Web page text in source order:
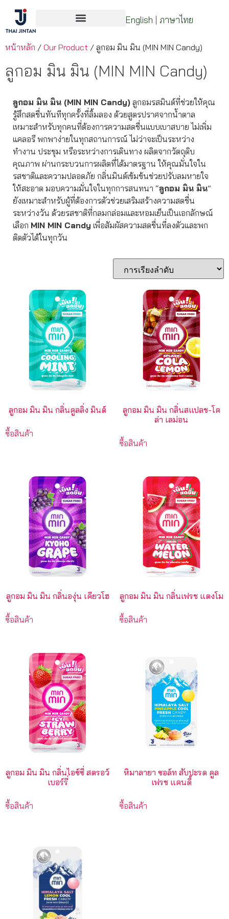
English | ภาษาไทย
หน้าหลัก / Our Product / ลูกอม มิน มิน (MIN MIN Candy)
ลูกอม มิน มิน (MIN MIN Candy)
ลูกอม มิน มิน (MIN MIN Candy) ลูกอมรสมินต์ที่ช่วยให้คุณ
รู้สึกสดชื่นทันทีทุกครั้งที่ลิ้มลอง ด้วยสูตรปราศจากน้ำตาล
เหมาะสำหรับทุกคนที่ต้องการความสดชื่นแบบเบาสบาย ไม่เพิ่ม
แคลอรี พกพาง่ายในทุกสถานการณ์ ไม่ว่าจะเป็นระหว่าง
ทำงาน ประชุม หรือระหว่างการเดินทาง ผลิตจากวัตถุดิบ
คุณภาพ ผ่านกระบวนการผลิตที่ได้มาตรฐาน ให้คุณมั่นใจใน
รสชาติและความปลอดภัย กลิ่นมินต์เข้มข้นช่วยปรับลมหายใจ
ให้สะอาด มอบความมั่นใจในทุกการสนทนา “ลูกอม มิน มิน”
ยังเหมาะสำหรับผู้ที่ต้องการตัวช่วยเสริมสร้างความสดชื่น
ระหว่างวัน ด้วยรสชาติที่กลมกล่อมและหอมเย็นเป็นเอกลักษณ์
เลือก MIN MIN Candy เพื่อสัมผัสความสดชื่นที่ลงตัวและพก
ติดตัวได้ในทุกวัน
ลูกอม มิน มิน กลิ่นคูลลิ่ง มินต์
ซื้อสินค้า
ลูกอม มิน มิน กลิ่นสแปลช-โค
ล่า เลม่อน
ซื้อสินค้า
ลูกอม มิน มิน กลิ่นองุ่น เคียวโฮ
ซื้อสินค้า
ลูกอม มิน มิน กลิ่นเฟรช แตงโม
ซื้อสินค้า
ลูกอม มิน มิน กลิ่นไอซ์ซี่ สตรอว์
เบอร์รี่
ซื้อสินค้า
หิมาลายา ซอล์ท สับปะรด คูล
เฟรช แคนดี้
ซื้อสินค้า